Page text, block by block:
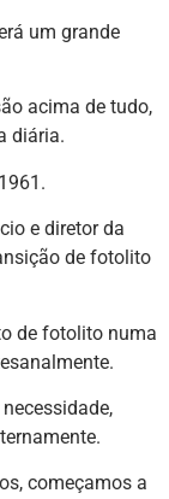
um grande
acima de tudo,
diária.
e diretor da
de fotolito
de fotolito numa
começamos a